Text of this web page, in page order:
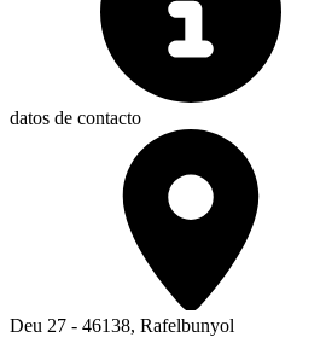
datos de contacto
Deu 27 - 46138, Rafelbunyol